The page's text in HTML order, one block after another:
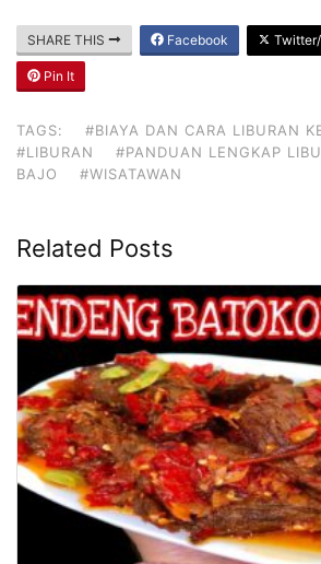
SHARE THIS Facebook
Pin It
TAGS:
#BIAYA DAN CARA LIBURAN
#LIBURAN
#PANDUAN LENGKAP
BAJO
#WISATAWAN
Related Posts